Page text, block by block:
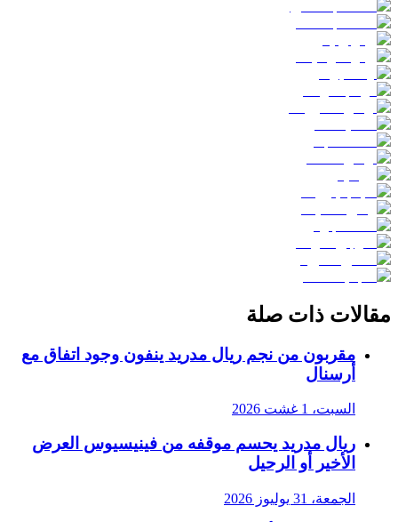
مقالات ذات صلة
مقربون من نجم ريال مدريد ينفون وجود اتفاق مع
أرسنال
السبت، 1 غشت 2026
ريال مدريد يحسم موقفه من فينيسيوس العرض
الأخير أو الرحيل
الجمعة، 31 يوليوز 2026